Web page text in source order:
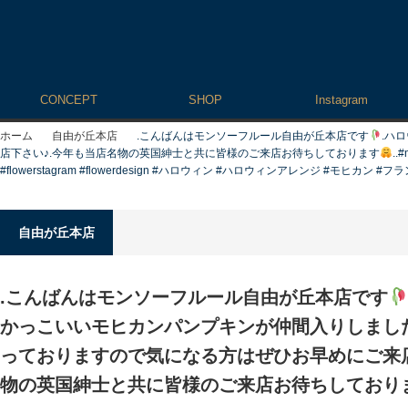
CONCEPT SHOP Instagram
ホーム 自由が丘本店 .こんばんはモンソーフルール自由が丘本店です
.ハ
店下さい♪.今年も当店名物の英国紳士と共に皆様のご来店お待ちしております
#flowerstagram #flowerdesign #ハロウィン #ハロウィンアレンジ #モヒカン #フラ
自由が丘本店
.こんばんはモンソーフルール自由が丘本店です
かっこいいモヒカンパンプキンが仲間入りしま
っておりますので気になる方はぜひお早めにご
物の英国紳士と共に皆様のご来店お待ちしており